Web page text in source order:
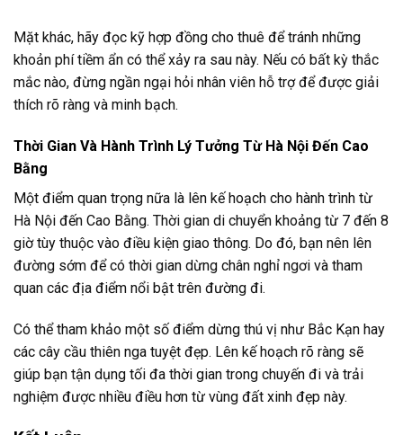
Mặt khác, hãy đọc kỹ hợp đồng cho thuê để tránh những
khoản phí tiềm ẩn có thể xảy ra sau này. Nếu có bất kỳ thắc
mắc nào, đừng ngần ngại hỏi nhân viên hỗ trợ để được giải
thích rõ ràng và minh bạch.
Thời Gian Và Hành Trình Lý Tưởng Từ Hà Nội Đến Cao
Bằng
Một điểm quan trọng nữa là lên kế hoạch cho hành trình từ
Hà Nội đến Cao Bằng. Thời gian di chuyển khoảng từ 7 đến 8
giờ tùy thuộc vào điều kiện giao thông. Do đó, bạn nên lên
đường sớm để có thời gian dừng chân nghỉ ngơi và tham
quan các địa điểm nổi bật trên đường đi.
Có thể tham khảo một số điểm dừng thú vị như Bắc Kạn hay
các cây cầu thiên nga tuyệt đẹp. Lên kế hoạch rõ ràng sẽ
giúp bạn tận dụng tối đa thời gian trong chuyến đi và trải
nghiệm được nhiều điều hơn từ vùng đất xinh đẹp này.